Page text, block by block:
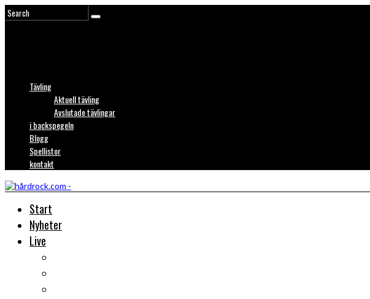
Tävling
Aktuell tävling
Avslutade tävlingar
i backspegeln
Blogg
Spellistor
kontakt
Start
Nyheter
Live